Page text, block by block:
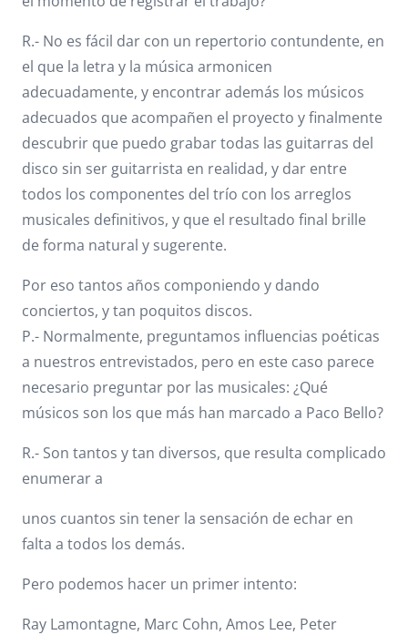
R.- No es fácil dar con un repertorio contundente, en
el que la letra y la música armonicen
adecuadamente, y encontrar además los músicos
adecuados que acompañen el proyecto y finalmente
descubrir que puedo grabar todas las guitarras del
disco sin ser guitarrista en realidad, y dar entre
todos los componentes del trío con los arreglos
musicales definitivos, y que el resultado final brille
de forma natural y sugerente.
Por eso tantos años componiendo y dando
conciertos, y tan poquitos discos.
P.- Normalmente, preguntamos influencias poéticas
a nuestros entrevistados, pero en este caso parece
necesario preguntar por las musicales: ¿Qué
músicos son los que más han marcado a Paco Bello?
R.- Son tantos y tan diversos, que resulta complicado
enumerar a
unos cuantos sin tener la sensación de echar en
falta a todos los demás.
Pero podemos hacer un primer intento:
Ray Lamontagne, Marc Cohn, Amos Lee, Peter